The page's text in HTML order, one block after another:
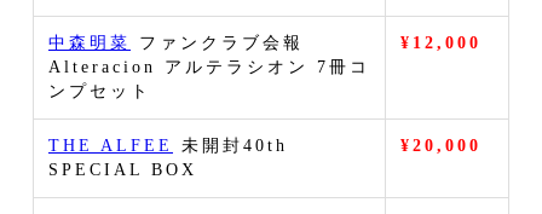
中森明菜
ファンクラブ会報
Alteracion アルテラシオン 7冊コ
ンプセット
¥12,000
THE ALFEE
未開封40th
SPECIAL BOX
¥20,000